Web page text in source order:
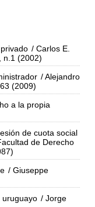
/ Carlos E.
n.1 (2002)
/ Alejandro
(2009)
a la propia
de cuota social
de Derecho
/ Giuseppe
uruguayo / Jorge